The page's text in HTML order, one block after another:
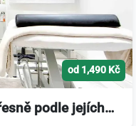
od 1,490 Kč
podle jejích…